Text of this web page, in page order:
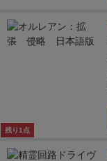
残り1点